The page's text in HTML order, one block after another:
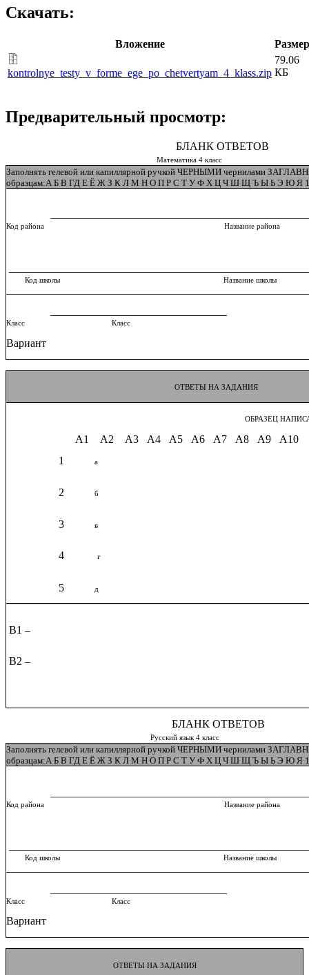
Скачать:
Вложение Размер
kontrolnye_testy_v_forme_ege_po_chetvertyam_4_klass.zip
79.06
КБ
Предварительный просмотр:
БЛАНК ОТВЕТОВ
Математика 4 класс
Заполнять гелевой или капиллярной ручкой ЧЕРНЫМИ чернилами
образцам:А Б В ГД Е Ё Ж З К Л М Н О П Р С Т У Ф Х Ц Ч Ш Щ Ъ Ы Ь Э Ю Я 1
Код района Название района
Код школы Название школы
Класс Класс
Вариант
ОТВЕТЫ НА ЗАДАНИЯ
ОБРАЗЕЦ НАПИСАНИЯ
А1 А2 А3 А4 А5 А6 А7 А8 А9 А10
1
а
2 б
3 в
4 г
5 д
В1 –
В2 –
БЛАНК ОТВЕТОВ
Русский язык 4 класс
Заполнять гелевой или капиллярной ручкой ЧЕРНЫМИ чернилами
образцам:А Б В ГД Е Ё Ж З К Л М Н О П Р С Т У Ф Х Ц Ч Ш Щ Ъ Ы Ь Э Ю Я 1
Код района Название района
Код школы Название школы
Класс Класс
Вариант
ОТВЕТЫ НА ЗАДАНИЯ